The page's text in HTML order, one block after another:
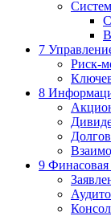
7
Риск-
8
9